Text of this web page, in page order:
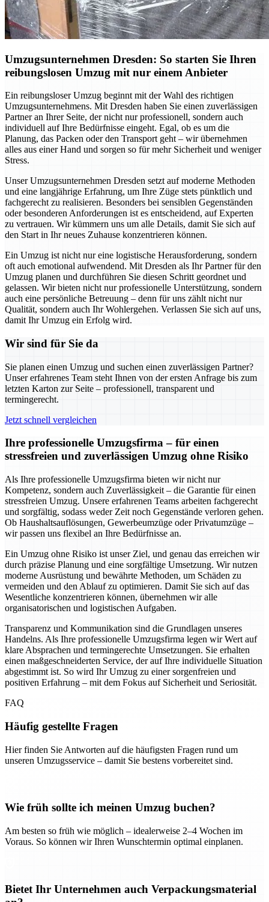
Umzugsunternehmen Dresden: So starten Sie Ihren
reibungslosen Umzug mit nur einem Anbieter
Ein reibungsloser Umzug beginnt mit der Wahl des richtigen
Umzugsunternehmens. Mit Dresden haben Sie einen zuverlässigen
Partner an Ihrer Seite, der nicht nur professionell, sondern auch
individuell auf Ihre Bedürfnisse eingeht. Egal, ob es um die
Planung, das Packen oder den Transport geht – wir übernehmen
alles aus einer Hand und sorgen so für mehr Sicherheit und weniger
Stress.
Unser Umzugsunternehmen Dresden setzt auf moderne Methoden
und eine langjährige Erfahrung, um Ihre Züge stets pünktlich und
fachgerecht zu realisieren. Besonders bei sensiblen Gegenständen
oder besonderen Anforderungen ist es entscheidend, auf Experten
zu vertrauen. Wir kümmern uns um alle Details, damit Sie sich auf
den Start in Ihr neues Zuhause konzentrieren können.
Ein Umzug ist nicht nur eine logistische Herausforderung, sondern
oft auch emotional aufwendend. Mit Dresden als Ihr Partner für den
Umzug planen und durchführen Sie diesen Schritt geordnet und
gelassen. Wir bieten nicht nur professionelle Unterstützung, sondern
auch eine persönliche Betreuung – denn für uns zählt nicht nur
Qualität, sondern auch Ihr Wohlergehen. Verlassen Sie sich auf uns,
damit Ihr Umzug ein Erfolg wird.
Wir sind für Sie da
Sie planen einen Umzug und suchen einen zuverlässigen Partner?
Unser erfahrenes Team steht Ihnen von der ersten Anfrage bis zum
letzten Karton zur Seite – professionell, transparent und
termingerecht.
Jetzt schnell vergleichen
Ihre professionelle Umzugsfirma – für einen
stressfreien und zuverlässigen Umzug ohne Risiko
Als Ihre professionelle Umzugsfirma bieten wir nicht nur
Kompetenz, sondern auch Zuverlässigkeit – die Garantie für einen
stressfreien Umzug. Unsere erfahrenen Teams arbeiten fachgerecht
und sorgfältig, sodass weder Zeit noch Gegenstände verloren gehen.
Ob Haushaltsauflösungen, Gewerbeumzüge oder Privatumzüge –
wir passen uns flexibel an Ihre Bedürfnisse an.
Ein Umzug ohne Risiko ist unser Ziel, und genau das erreichen wir
durch präzise Planung und eine sorgfältige Umsetzung. Wir nutzen
moderne Ausrüstung und bewährte Methoden, um Schäden zu
vermeiden und den Ablauf zu optimieren. Damit Sie sich auf das
Wesentliche konzentrieren können, übernehmen wir alle
organisatorischen und logistischen Aufgaben.
Transparenz und Kommunikation sind die Grundlagen unseres
Handelns. Als Ihre professionelle Umzugsfirma legen wir Wert auf
klare Absprachen und termingerechte Umsetzungen. Sie erhalten
einen maßgeschneiderten Service, der auf Ihre individuelle Situation
abgestimmt ist. So wird Ihr Umzug zu einer sorgenfreien und
positiven Erfahrung – mit dem Fokus auf Sicherheit und Seriosität.
FAQ
Häufig gestellte Fragen
Hier finden Sie Antworten auf die häufigsten Fragen rund um
unseren Umzugsservice – damit Sie bestens vorbereitet sind.
Wie früh sollte ich meinen Umzug buchen?
Am besten so früh wie möglich – idealerweise 2–4 Wochen im
Voraus. So können wir Ihren Wunschtermin optimal einplanen.
Bietet Ihr Unternehmen auch Verpackungsmaterial